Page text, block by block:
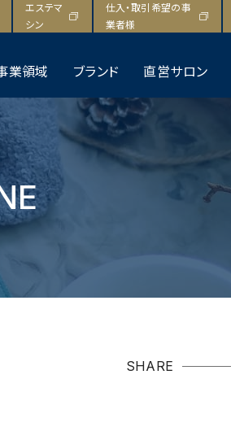
業領域 ブランド 直営サロン
エステマ
シン
仕入・取引希望の事
業者様
SHARE